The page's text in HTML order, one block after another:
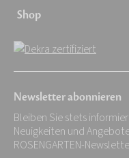
Shop
Newsletter abonnieren
Bleiben Sie stets
Neuigkeiten und
ROSENGARTEN-